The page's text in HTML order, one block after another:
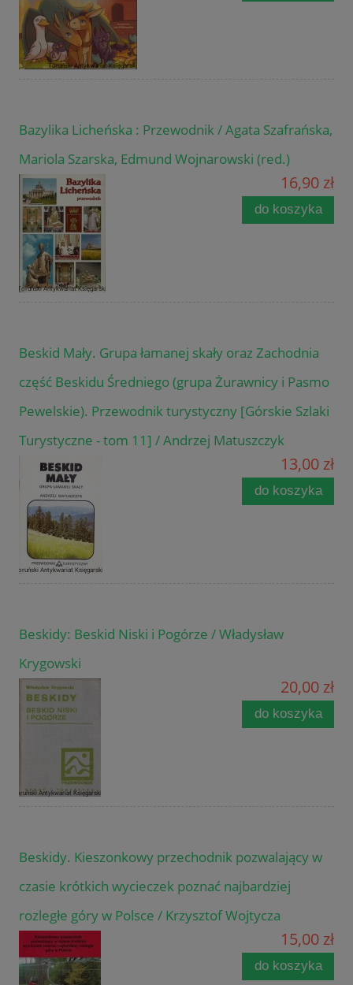
Bazylika Licheńska : Przewodnik / Agata Szafrańska,
Mariola Szarska, Edmund Wojnarowski (red.)
16,90 zł
do koszyka
Beskid Mały. Grupa łamanej skały oraz Zachodnia
część Beskidu Średniego (grupa Żurawnicy i Pasmo
Pewelskie). Przewodnik turystyczny [Górskie Szlaki
Turystyczne - tom 11] / Andrzej Matuszczyk
13,00 zł
do koszyka
Beskidy: Beskid Niski i Pogórze / Władysław
Krygowski
20,00 zł
do koszyka
Beskidy. Kieszonkowy przechodnik pozwalający w
czasie krótkich wycieczek poznać najbardziej
rozległe góry w Polsce / Krzysztof Wojtycza
15,00 zł
do koszyka